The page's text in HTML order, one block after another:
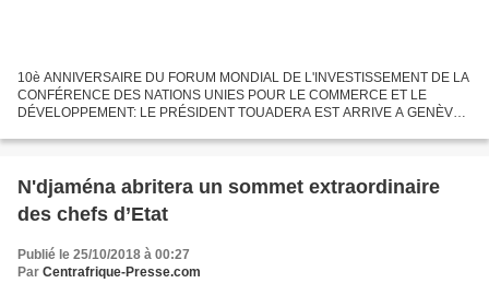
10è ANNIVERSAIRE DU FORUM MONDIAL DE L'INVESTISSEMENT DE LA
CONFÉRENCE DES NATIONS UNIES POUR LE COMMERCE ET LE
DÉVELOPPEMENT: LE PRÉSIDENT TOUADERA EST ARRIVE A GENÈVE.
appelée à vendre...
N'djaména abritera un sommet extraordinaire
des chefs d’Etat
Publié le 25/10/2018 à 00:27
Par Centrafrique-Presse.com